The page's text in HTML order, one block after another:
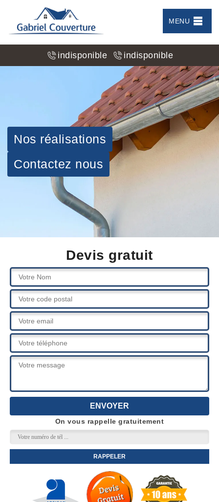
MENU
indisponible indisponible
Nos réalisations
Contactez nous
Devis gratuit
On vous rappelle gratuitement